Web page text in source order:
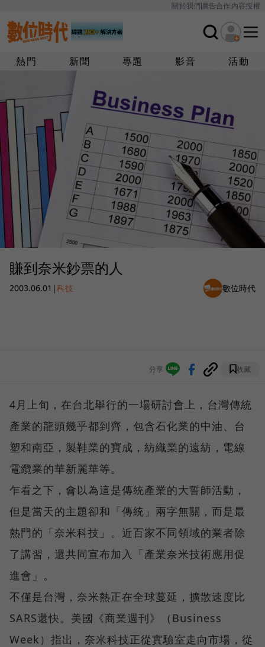
關於我們廣告合作內容授權
熱門 新聞 專題 影音 活動
賺到奈米鈔票的人
2003.06.01 |科技 數位時代
分享 收藏
4月上旬，在台北舉行的一場研討會上，台灣傳統
產業的龍頭幾乎都到齊，包含石化業的中油、台
塑和南亞，製鞋業的寶成，紡織業的遠紡，電線
電纜業的華新麗華等。
乍看之下，會以為這是傳統產業的大誓師活動，
但是當天的主題卻和「傳統」兩字無關，而是最
熱門的「奈米科技」。近百家不同領域的業者除
了講習，還共同宣布加入「產業奈米技術應用促
進會」。
不僅是台灣，奈米熱正在全球蔓延，擴散速度比
SARS還快。美國《商業週刊》（Business
Week）指出，奈米科技正從實驗室走向市場，從